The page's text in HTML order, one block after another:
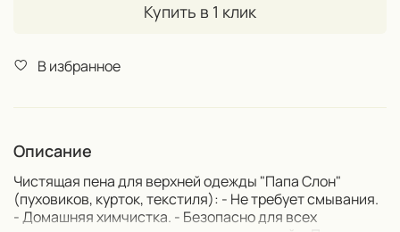
Купить в 1 клик
В избранное
Описание
Чистящая пена для верхней одежды "Папа Слон"
(пуховиков, курток, текстиля): - Не требует смывания.
- Домашняя химчистка. - Безопасно для всех